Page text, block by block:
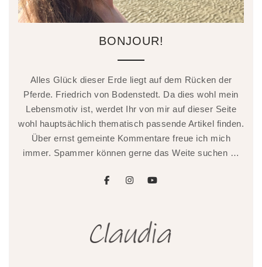
BONJOUR!
Alles Glück dieser Erde liegt auf dem Rücken der
Pferde. Friedrich von Bodenstedt. Da dies wohl mein
Lebensmotiv ist, werdet Ihr von mir auf dieser Seite
wohl hauptsächlich thematisch passende Artikel finden.
Über ernst gemeinte Kommentare freue ich mich
immer. Spammer können gerne das Weite suchen …